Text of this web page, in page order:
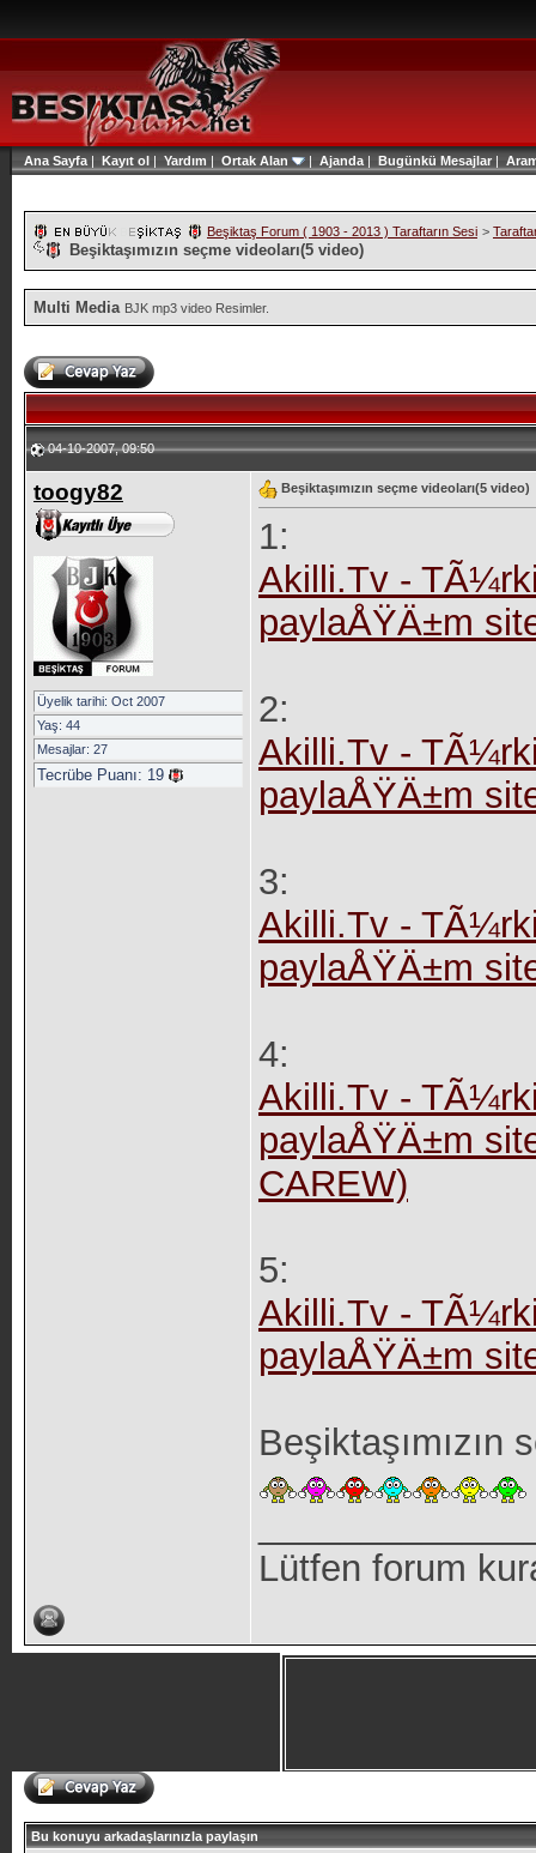
Ana Sayfa | Kayıt ol | Yardım | Ortak Alan | Ajanda | Bugünkü Mesajlar|
Beşiktaş Forum ( 1903 - 2013 ) Taraftarın Sesi >
Beşiktaşımızın seçme videoları(5 video)
Multi Media BJK mp3 video Resimler.
04-10-2007, 09:50
toogy82
Üyelik tarihi: Oct 2007
Yaş: 44
Mesajlar: 27
Tecrübe Puanı: 19
Beşiktaşımızın seçme videoları(5 video)
1:
Akilli.Tv -
paylaÅŸÄ±m
2:
Akilli.Tv -
paylaÅŸÄ±m
3:
Akilli.Tv -
paylaÅŸÄ±m
4:
Akilli.Tv -
paylaÅŸÄ±m
CAREW)
5:
Akilli.Tv -
paylaÅŸÄ±m
Beşiktaşımızın
Lütfen forum
Bu konuyu arkadaşlarınızla paylaşın